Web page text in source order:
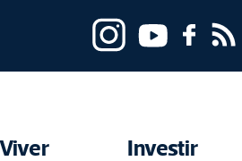
Viver Investir